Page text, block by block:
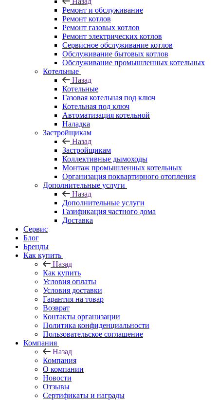
Ремонт и обслуживание
Ремонт котлов
Ремонт газовых котлов
Ремонт электрических котлов
Сервисное обслуживание котлов
Обслуживание бытовых котлов
Обслуживание промышленных котельных
Котельные
Назад
Котельные
Газовая котельная под ключ
Котельная под ключ
Автоматизация котельной
Наладка
Застройщикам
Назад
Застройщикам
Коллективные дымоходы
Монтаж промышленных котельных
Организация поквартирного отопления
Дополнительные услуги
Назад
Дополнительные услуги
Газификация частного дома
Доставка
Сервис
Блог
Бренды
Как купить
Назад
Как купить
Условия оплаты
Условия доставки
Гарантия на товар
Возврат
Контакты организации
Политика конфиденциальности
Пользовательское соглашение
Компания
Назад
Компания
О компании
Новости
Отзывы
Сертификаты и награды